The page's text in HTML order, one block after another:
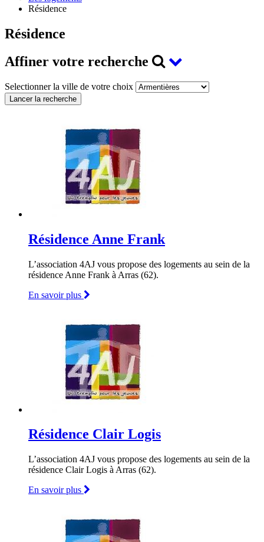
Résidence
Résidence
Affiner votre recherche
Selectionner la ville de votre choix
Résidence Anne Frank
L’association 4AJ vous propose des logements au sein de la
résidence Anne Frank à Arras (62).
En savoir plus
Résidence Clair Logis
L’association 4AJ vous propose des logements au sein de la
résidence Clair Logis à Arras (62).
En savoir plus